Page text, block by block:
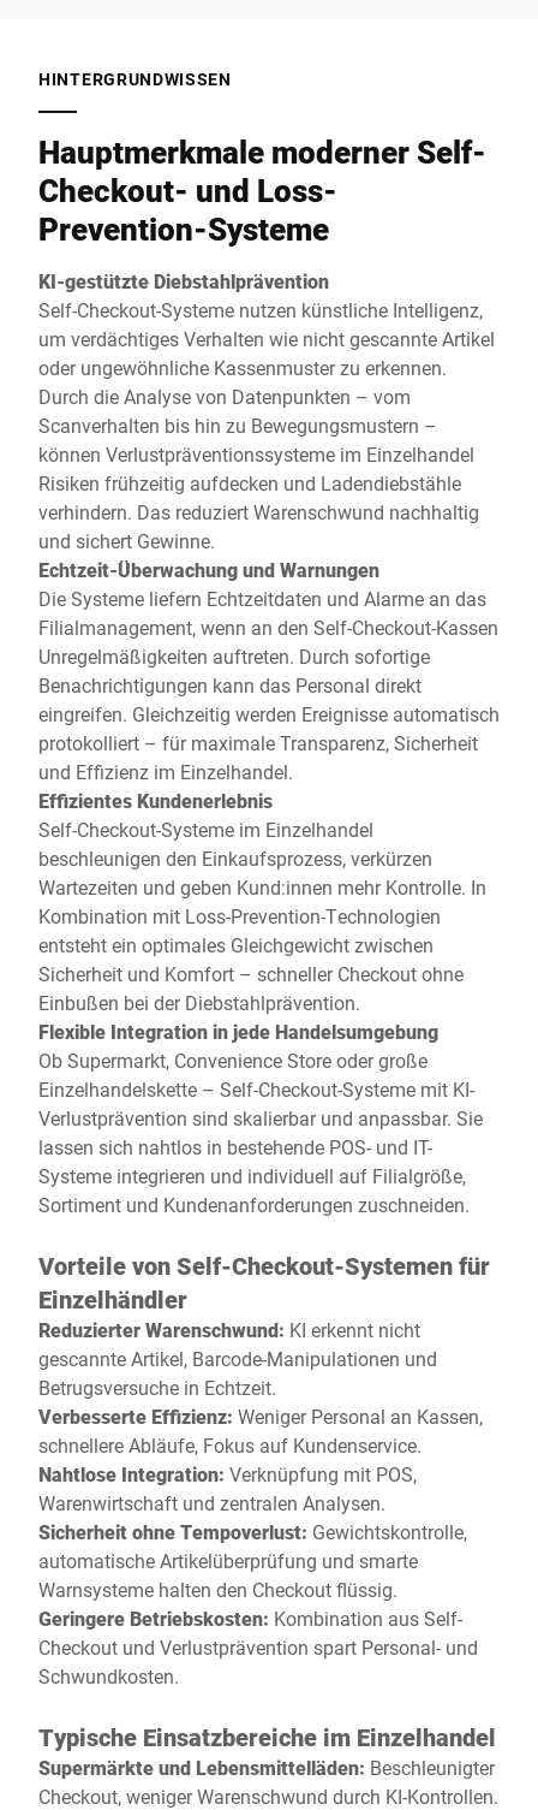
HINTERGRUNDWISSEN
Hauptmerkmale moderner Self-
Checkout- und Loss-
Prevention-Systeme
KI-gestützte Diebstahlprävention
Self-Checkout-Systeme nutzen künstliche Intelligenz,
um verdächtiges Verhalten wie nicht gescannte Artikel
oder ungewöhnliche Kassenmuster zu erkennen.
Durch die Analyse von Datenpunkten – vom
Scanverhalten bis hin zu Bewegungsmustern –
können Verlustpräventionssysteme im Einzelhandel
Risiken frühzeitig aufdecken und Ladendiebstähle
verhindern. Das reduziert Warenschwund nachhaltig
und sichert Gewinne.
Echtzeit-Überwachung und Warnungen
Die Systeme liefern Echtzeitdaten und Alarme an das
Filialmanagement, wenn an den Self-Checkout-Kassen
Unregelmäßigkeiten auftreten. Durch sofortige
Benachrichtigungen kann das Personal direkt
eingreifen. Gleichzeitig werden Ereignisse automatisch
protokolliert – für maximale Transparenz, Sicherheit
und Effizienz im Einzelhandel.
Effizientes Kundenerlebnis
Self-Checkout-Systeme im Einzelhandel
beschleunigen den Einkaufsprozess, verkürzen
Wartezeiten und geben Kund:innen mehr Kontrolle. In
Kombination mit Loss-Prevention-Technologien
entsteht ein optimales Gleichgewicht zwischen
Sicherheit und Komfort – schneller Checkout ohne
Einbußen bei der Diebstahlprävention.
Flexible Integration in jede Handelsumgebung
Ob Supermarkt, Convenience Store oder große
Einzelhandelskette – Self-Checkout-Systeme mit KI-
Verlustprävention sind skalierbar und anpassbar. Sie
lassen sich nahtlos in bestehende POS- und IT-
Systeme integrieren und individuell auf Filialgröße,
Sortiment und Kundenanforderungen zuschneiden.
Vorteile von Self-Checkout-Systemen für
Einzelhändler
Reduzierter Warenschwund: KI erkennt nicht
gescannte Artikel, Barcode-Manipulationen und
Betrugsversuche in Echtzeit.
Verbesserte Effizienz: Weniger Personal an Kassen,
schnellere Abläufe, Fokus auf Kundenservice.
Nahtlose Integration: Verknüpfung mit POS,
Warenwirtschaft und zentralen Analysen.
Sicherheit ohne Tempoverlust: Gewichtskontrolle,
automatische Artikelüberprüfung und smarte
Warnsysteme halten den Checkout flüssig.
Geringere Betriebskosten: Kombination aus Self-
Checkout und Verlustprävention spart Personal- und
Schwundkosten.
Typische Einsatzbereiche im Einzelhandel
Supermärkte und Lebensmittelläden: Beschleunigter
Checkout, weniger Warenschwund durch KI-Kontrollen.